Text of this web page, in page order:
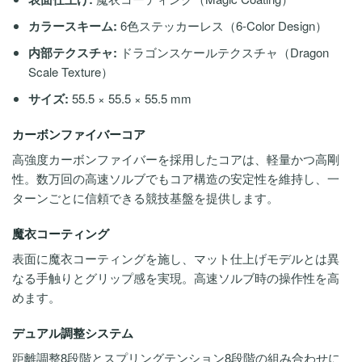
カラースキーム: 6色ステッカーレス（6-Color Design）
内部テクスチャ: ドラゴンスケールテクスチャ（Dragon
Scale Texture）
サイズ: 55.5 × 55.5 × 55.5 mm
カーボンファイバーコア
高強度カーボンファイバーを採用したコアは、軽量かつ高剛
性。数万回の高速ソルブでもコア構造の安定性を維持し、一
ターンごとに信頼できる競技基盤を提供します。
魔衣コーティング
表面に魔衣コーティングを施し、マット仕上げモデルとは異
なる手触りとグリップ感を実現。高速ソルブ時の操作性を高
めます。
デュアル調整システム
距離調整8段階とスプリングテンション8段階の組み合わせに